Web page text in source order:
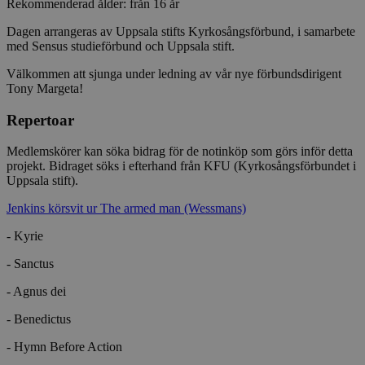
Rekommenderad ålder: från 16 år
Dagen arrangeras av Uppsala stifts Kyrkosångsförbund, i samarbete
med Sensus studieförbund och Uppsala stift.
Välkommen att sjunga under ledning av vår nye förbundsdirigent
Tony Margeta!
Repertoar
Medlemskörer kan söka bidrag för de notinköp som görs inför detta
projekt. Bidraget söks i efterhand från KFU (Kyrkosångsförbundet i
Uppsala stift).
Jenkins körsvit ur The armed man (Wessmans)
- Kyrie
- Sanctus
- Agnus dei
- Benedictus
- Hymn Before Action
csrftoken
www.sensus.se
12
Denna
till Django
på
_splunk_rum_sid
sensus.wufoo.com
15
Privacy Policy